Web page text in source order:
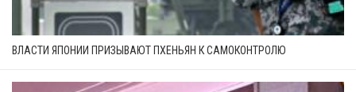
ВЛАСТИ ЯПОНИИ ПРИЗЫВАЮТ ПХЕНЬЯН К САМОКОНТРОЛЮ